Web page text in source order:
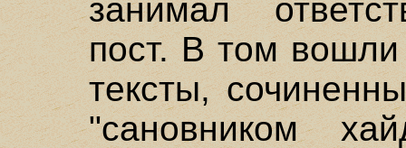
занимал
пост. В том вошли
тексты,
"сановником